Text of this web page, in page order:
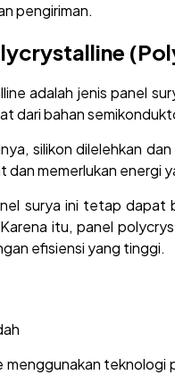
pengiriman.
adalah jenis panel
dari bahan
silikon dilelehkan
memerlukan energi
surya ini tetap
itu, panel
efisiensi yang tinggi.
menggunakan teknologi